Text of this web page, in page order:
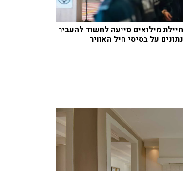
חיילת מילואים סייעה לחשוד להעביר
נתונים על בסיסי חיל האוויר